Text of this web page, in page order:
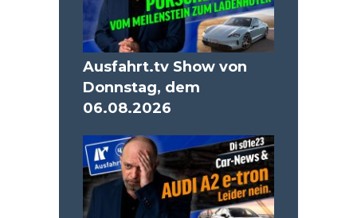
Ausfahrt.tv Show von
Donnstag, dem
06.08.2026